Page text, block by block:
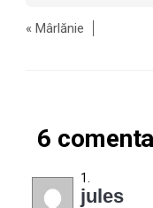
«Mârlănie
6
jules